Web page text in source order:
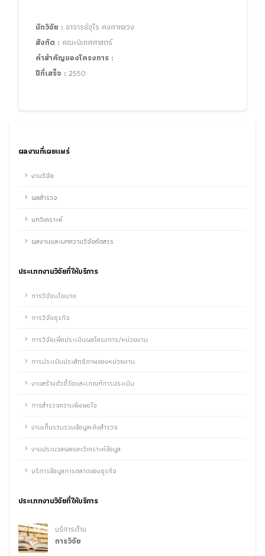
นักวิจัย : อาจารย์อุไร คงคาหลวง
สังกัด : คณะนิเทศศาสตร์
คำสำคัญของโครงการ :
ปีที่เสร็จ : 2550
ผลงานที่เผยแพร่
งานวิจัย
ผลสำรวจ
บทวิเคราะห์
ผลงานและบทความวิจัยคัดสรร
ประเภทงานวิจัยที่ให้บริการ
การวิจัยนโยบาย
การวิจัยธุรกิจ
การวิจัยเพื่อประเมินผลโครงการ/หน่วยงาน
การประเมินประสิทธิภาพของหน่วยงาน
งานสร้างตัวชี้วัดและเกณฑ์การประเมิน
การสำรวจความพึงพอใจ
งานเก็บรวบรวมข้อมูลเชิงสำรวจ
งานประมวลผลและวิเคราะห์ข้อมูล
บริการข้อมูลการตลาดของธุรกิจ
ประเภทงานวิจัยที่ให้บริการ
บริการด้าน
การวิจัย